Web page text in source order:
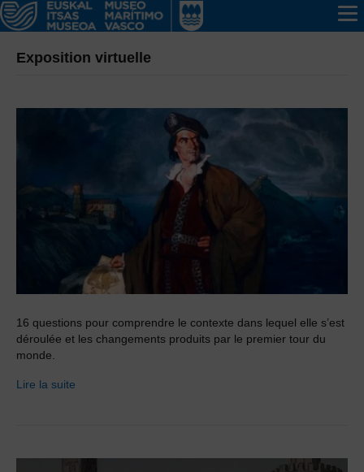
Exposition virtuelle
16 questions pour comprendre le contexte dans lequel elle s’est
déroulée et les changements produits par le premier tour du
monde.
Lire la suite